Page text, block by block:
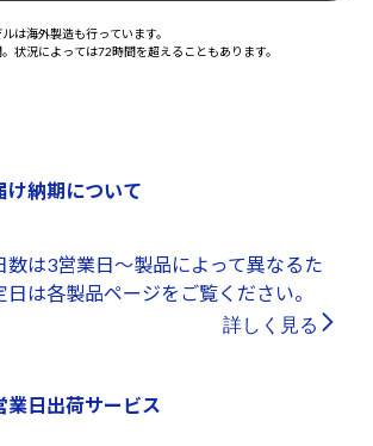
は海外製造も行っています。
状況によっては72時間を超えることもあります。
け納期について
数は3営業日～製品によって異なるた
は各製品ページをご覧ください。
詳しく見る
業日出荷サービス